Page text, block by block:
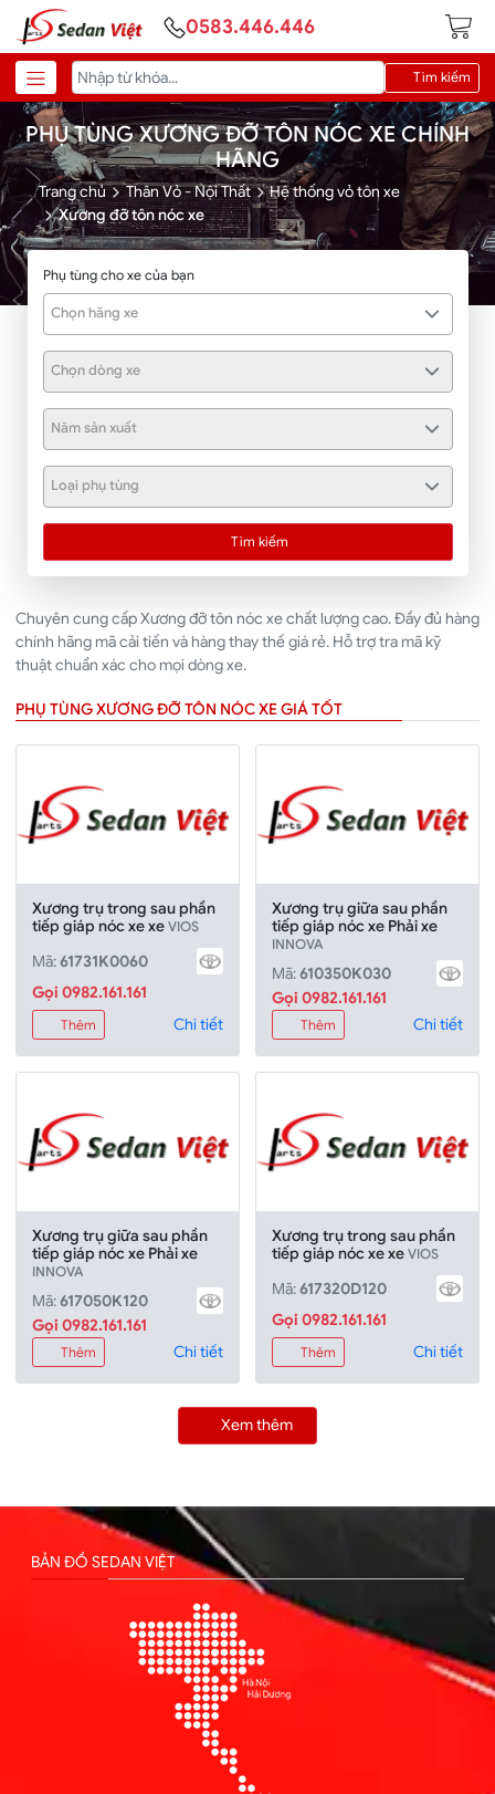
0583.446.446
Tìm kiếm
PHỤ TÙNG XƯƠNG ĐỠ TÔN NÓC XE CHÍNH
HÃNG
Trang chủ Thân Vỏ - Nội Thất
Hệ thống vỏ tôn xe
Xương đỡ tôn nóc xe
Phụ tùng cho xe của bạn
Chọn hãng xe
Chọn dòng xe
Năm sản xuất
Loại phụ tùng
Tìm kiếm
Chuyên cung cấp Xương đỡ tôn nóc xe chất lượng cao. Đầy đủ hàng
chính hãng mã cải tiến và hàng thay thế giá rẻ. Hỗ trợ tra mã kỹ
thuật chuẩn xác cho mọi dòng xe.
PHỤ TÙNG XƯƠNG ĐỠ TÔN NÓC XE GIÁ TỐT
Xương trụ trong sau phần
tiếp giáp nóc xe xeVIOS
Mã:61731K0060
Gọi 0982.161.161
Thêm Chi tiết
Xương trụ giữa sau phần
tiếp giáp nóc xe Phải xe
INNOVA
Mã:610350K030
Gọi 0982.161.161
Thêm Chi tiết
Xương trụ giữa sau phần
tiếp giáp nóc xe Phải xe
INNOVA
Mã:617050K120
Gọi 0982.161.161
Thêm Chi tiết
Xương trụ trong sau phần
tiếp giáp nóc xe xeVIOS
Mã:617320D120
Gọi 0982.161.161
Thêm Chi tiết
Xem thêm
BẢN ĐỒ SEDAN VIỆT